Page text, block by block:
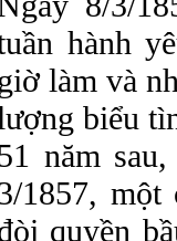
hành
làm và
biểu
năm
1857, một
quyền